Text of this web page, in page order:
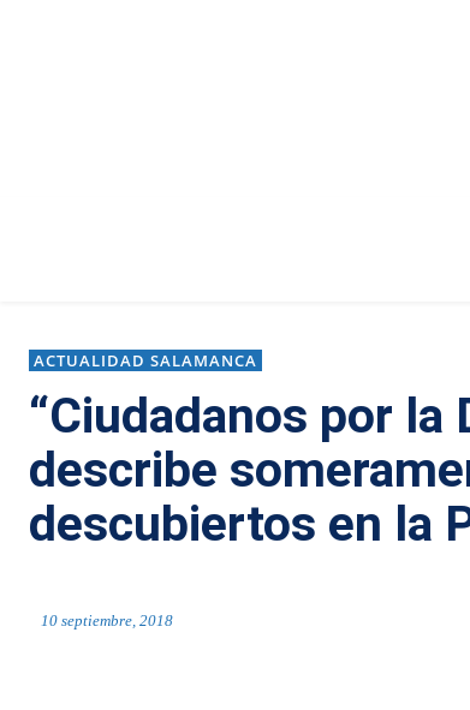
ACTUALIDAD SALAMANCA
“Ciudadanos por la
describe
descubiertos en la
10 septiembre, 2018